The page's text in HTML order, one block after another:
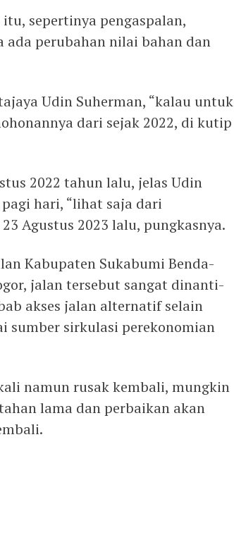
sepertinya pengaspalan,
perubahan nilai bahan dan
Udin Suherman, “kalau untuk
dari sejak 2022, di kutip
2022 tahun lalu, jelas Udin
hari, “lihat saja dari
Agustus 2023 lalu, pungkasnya.
Kabupaten Sukabumi Benda-
jalan tersebut sangat dinanti-
akses jalan alternatif selain
sumber sirkulasi perekonomian
namun rusak kembali, mungkin
lama dan perbaikan akan